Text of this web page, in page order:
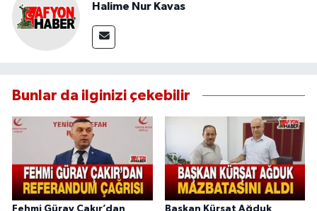
Halime Nur Kavas
Bunlar da ilginizi çekebilir
Fehmi Güray Çakır’dan Başkan Kürşat Ağduk